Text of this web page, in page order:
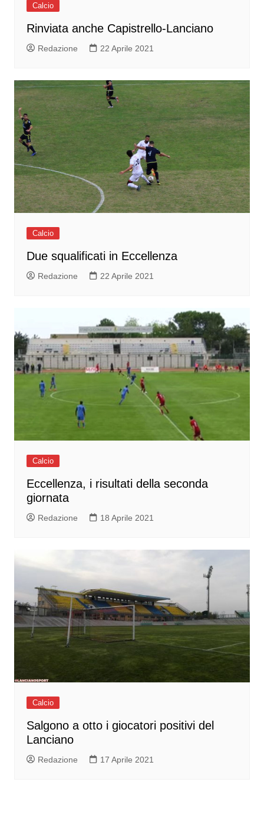
Calcio
Rinviata anche Capistrello-Lanciano
Redazione 22 Aprile 2021
Calcio
Due squalificati in Eccellenza
Redazione 22 Aprile 2021
Calcio
Eccellenza, i risultati della seconda
giornata
Redazione 18 Aprile 2021
Calcio
Salgono a otto i giocatori positivi del
Lanciano
Redazione 17 Aprile 2021